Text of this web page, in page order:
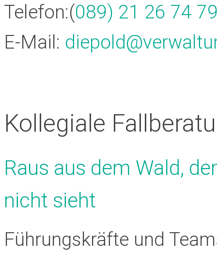
Telefon:(089) 21 26 74
E-Mail:
Kollegiale
Raus aus dem Wald,
nicht sieht
Führungskräfte und